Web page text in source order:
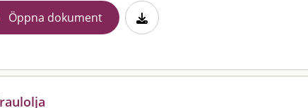
Öppna dokument